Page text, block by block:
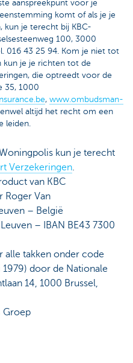
aanspreekpunt voor je
komt of als je je
kun je terecht bij KBC-
100, 3000
016 43 25 94. Kom je niet tot
kun je je richten tot de
die optreedt voor de
35, 1000
, www.ombudsman-
altijd het recht om een
leiden.
kun je terecht
Verzekeringen.
van KBC
Roger Van
– België
– IBAN BE43 7300
alle takken onder code
1979) door de Nationale
14, 1000 Brussel,
Groep